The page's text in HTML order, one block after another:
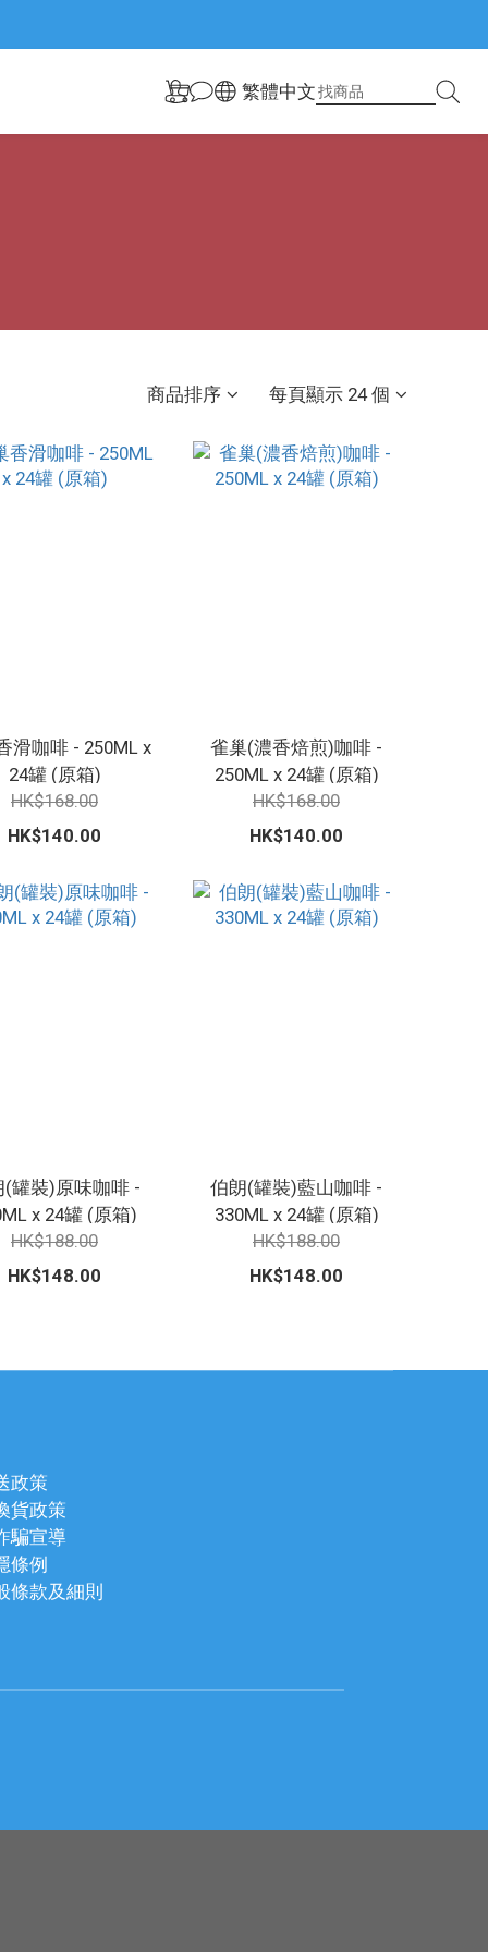
繁體中文
商品排序 每頁顯示 24 個
滑咖啡 - 250ML x
24罐 (原箱)
HK$168.00
HK$140.00
雀巢(濃香焙煎)咖啡 -
250ML x 24罐 (原箱)
HK$168.00
HK$140.00
(罐裝)原味咖啡 -
x 24罐 (原箱)
HK$188.00
HK$148.00
伯朗(罐裝)藍山咖啡 -
330ML x 24罐 (原箱)
HK$188.00
HK$148.00
政策
貨政策
騙宣導
條例
條款及細則